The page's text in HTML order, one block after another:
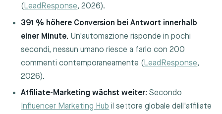
(LeadResponse, 2026).
391 % höhere Conversion bei Antwort innerhalb
einer Minute. Un'automazione risponde in pochi
secondi, nessun umano riesce a farlo con 200
commenti contemporaneamente (LeadResponse,
2026).
Affiliate-Marketing wächst weiter: Secondo
Influencer Marketing Hub il settore globale dell'affiliate